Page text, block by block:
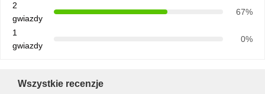
2
gwiazdy
67%
1
gwiazdy
0%
Wszystkie recenzje